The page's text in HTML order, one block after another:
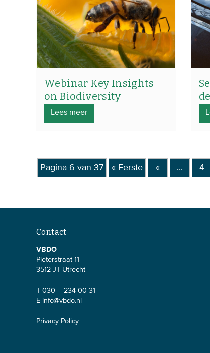
Webinar Key Insights
on Biodiversity
Lees meer
Pagina 6 van 37 « Eerste « ... 4
Contact
VBDO
Pieterstraat 11
3512 JT Utrecht
T 030 – 234 00 31
E info@vbdo.nl
Privacy Policy